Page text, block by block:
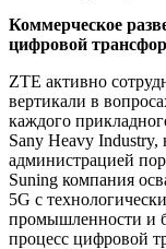
Коммерческое
цифровой
ZTE активно
вертикали в
каждого
Sany Heavy
администрацией
Suning компания
5G с
промышленности и
процесс цифровой